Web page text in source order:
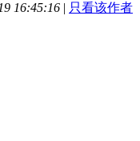
16:45:16 | 只看该作者